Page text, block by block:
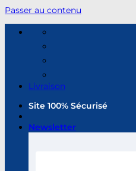
Passer au contenu
Livraison
Site 100% Sécurisé
Newsletter